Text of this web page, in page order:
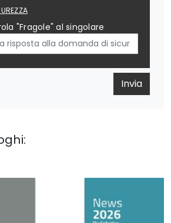
"Fragole" al singolare
Invia